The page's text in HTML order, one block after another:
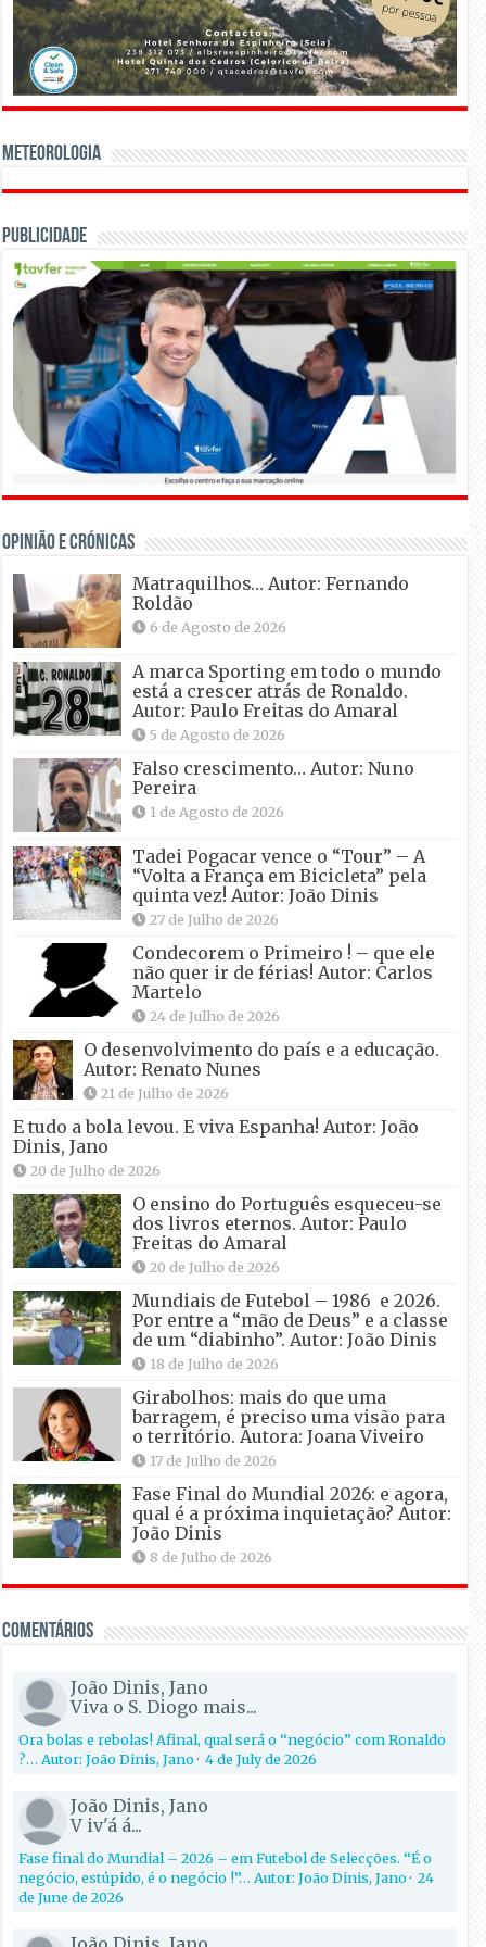
Meteorologia
Publicidade
OPINIÃO E CRÓNICAS
Matraquilhos… Autor: Fernando
Roldão
6 de Agosto de 2026
A marca Sporting em todo o mundo
está a crescer atrás de Ronaldo.
Autor: Paulo Freitas do Amaral
5 de Agosto de 2026
Falso crescimento… Autor: Nuno
Pereira
1 de Agosto de 2026
Tadei Pogacar vence o “Tour” – A
“Volta a França em Bicicleta” pela
quinta vez! Autor: João Dinis
27 de Julho de 2026
Condecorem o Primeiro ! – que ele
não quer ir de férias! Autor: Carlos
Martelo
24 de Julho de 2026
O desenvolvimento do país e a educação.
Autor: Renato Nunes
21 de Julho de 2026
E tudo a bola levou. E viva Espanha! Autor: João
Dinis, Jano
20 de Julho de 2026
O ensino do Português esqueceu-se
dos livros eternos. Autor: Paulo
Freitas do Amaral
20 de Julho de 2026
Mundiais de Futebol – 1986 e 2026.
Por entre a “mão de Deus” e a classe
de um “diabinho”. Autor: João Dinis
18 de Julho de 2026
Girabolhos: mais do que uma
barragem, é preciso uma visão para
o território. Autora: Joana Viveiro
17 de Julho de 2026
Fase Final do Mundial 2026: e agora,
qual é a próxima inquietação? Autor:
João Dinis
8 de Julho de 2026
Comentários
João Dinis, Jano
Viva o S. Diogo mais...
Ora bolas e rebolas! Afinal, qual será o “negócio” com Ronaldo
?… Autor: João Dinis, Jano·4 de July de 2026
João Dinis, Jano
V iv'á á...
Fase final do Mundial – 2026 – em Futebol de Selecções. “É o
negócio, estúpido, é o negócio !”… Autor: João Dinis, Jano·24
de June de 2026